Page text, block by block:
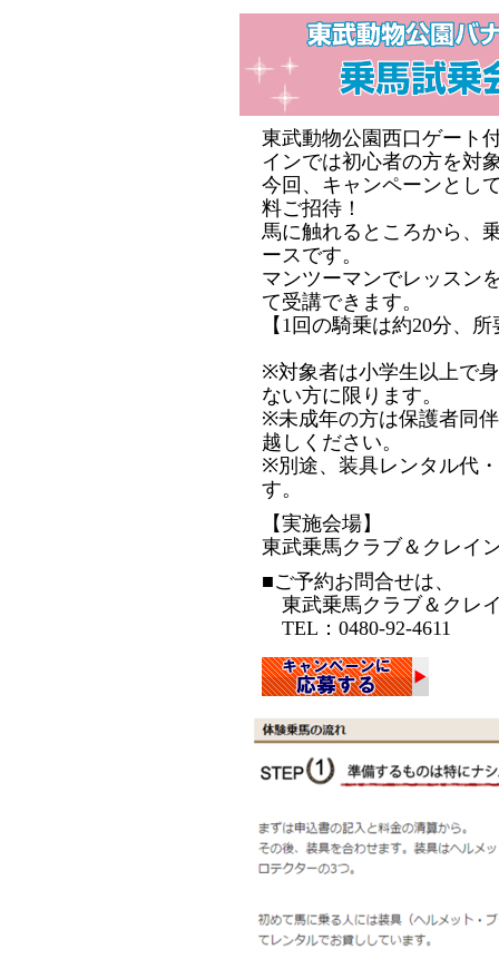
東武動物公園西口ゲート
インでは初心者の方を対
今回、キャンペーンとし
料ご招待！
馬に触れるところから、
ースです。
マンツーマンでレッスン
て受講できます。
【1回の騎乗は約20分、
※対象者は小学生以上で
ない方に限ります。
※未成年の方は保護者同
越しください。
※別途、装具レンタル代
す。
【実施会場】
東武乗馬クラブ＆クレイ
■ご予約お問合せは、
東武乗馬クラブ＆クレ
TEL：0480‐92-4611